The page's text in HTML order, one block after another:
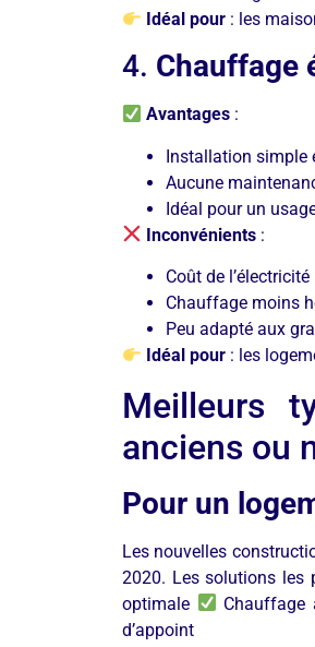
Idéal pour : les
4. Chauffage
Avantages :
Installation simple
Aucune
Idéal pour un
Inconvénients :
Coût de
Chauffage moins
Peu adapté aux
Idéal pour : les
Meilleurs
anciens ou
Pour un
Les nouvelles
2020. Les solutions les
optimale
Chauffage
d’appoint